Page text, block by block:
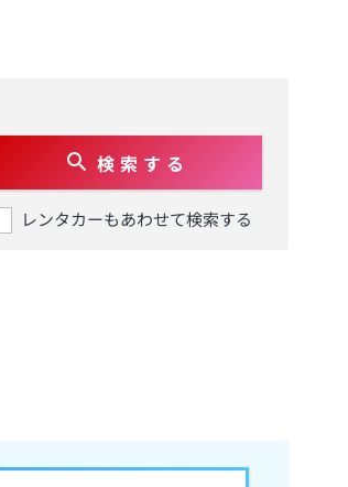
検 索 す る
レンタカーもあわせて検索する